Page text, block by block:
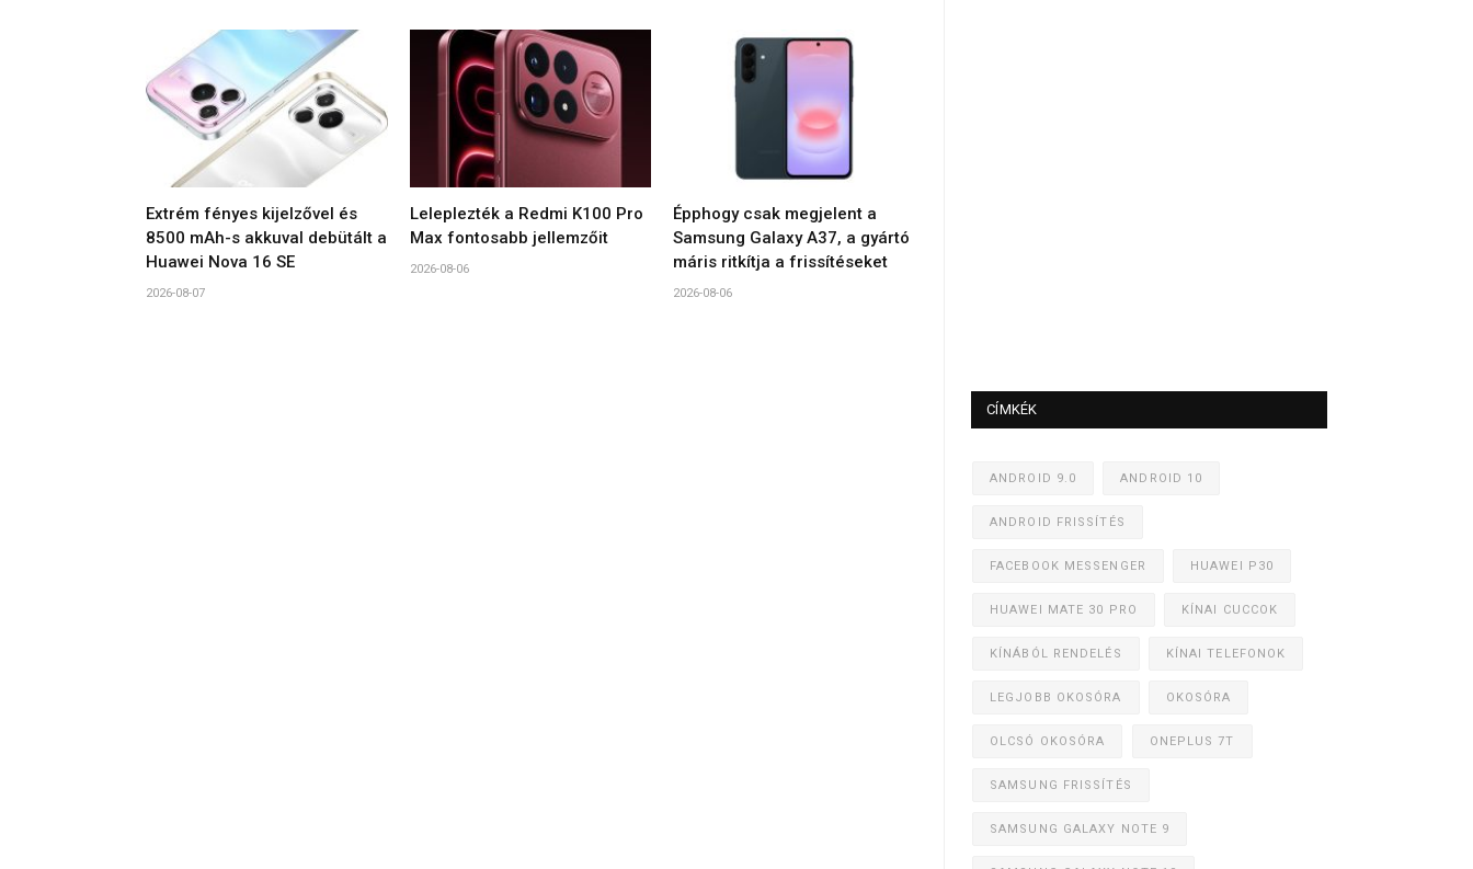
Extrém fényes kijelzővel és
8500 mAh-s akkuval debütált a
Huawei Nova 16 SE
2026-08-07
Leleplezték a Redmi K100 Pro
Max fontosabb jellemzőit
2026-08-06
Épphogy csak megjelent a
Samsung Galaxy A37, a gyártó
máris ritkítja a frissítéseket
2026-08-06
CÍMKÉK
ANDROID 9.0 ANDROID 10
ANDROID FRISSÍTÉS
FACEBOOK MESSENGER HUAWEI P30
HUAWEI MATE 30 PRO KÍNAI CUCCOK
KÍNÁBÓL RENDELÉS KÍNAI TELEFONOK
LEGJOBB OKOSÓRA OKOSÓRA
OLCSÓ OKOSÓRA ONEPLUS 7T
SAMSUNG FRISSÍTÉS
SAMSUNG GALAXY NOTE 9